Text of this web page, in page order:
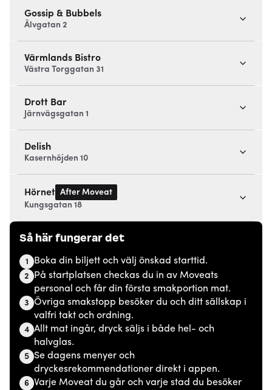
Gossip & Bubbels
Älvgatan 2
Värmlands Bistro
Västra Torggatan 31
Drott Bar
Järnvägsgatan 1
Delish
Kasernhöjden 10
Hörnet After Moveat
Kungsgatan 18
Så här fungerar det
1 Boka din biljett och välj önskad starttid.
2
På startplatsen checkas du in av Moveats
personal och får din första smakportion mat.
3 Övriga smakstopp besöker du och ditt sällskap i
valfri takt och ordning.
4 Allt mat ingår, dryck säljs i både hel- och
halvglas.
5 Se dagens menyer och
dryckesrekommendationer direkt i appen.
6 Varje Moveat du går och varje stad du besöker